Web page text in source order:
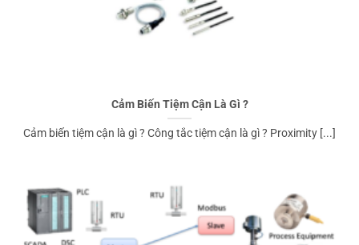
Cảm Biến Tiệm Cận Là Gì ?
Cảm biến tiệm cận là gì ? Công tắc tiệm cận là gì ? Proximity [...]